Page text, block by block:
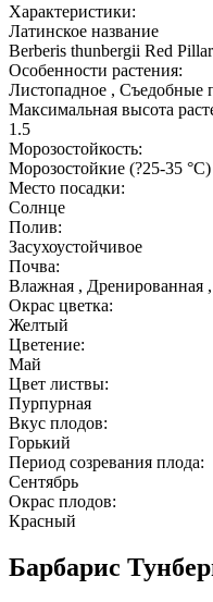
Характеристики:
Латинское название
Berberis thunbergii Red Pillar
Особенности растения:
Листопадное , Съедобные
Максимальная высота
1.5
Морозостойкость:
Морозостойкие (?25-35 °С)
Место посадки:
Солнце
Полив:
Засухоустойчивое
Почва:
Влажная , Дренированная
Окрас цветка:
Желтый
Цветение:
Май
Цвет листвы:
Пурпурная
Вкус плодов:
Горький
Период созревания плода:
Сентябрь
Окрас плодов:
Красный
Барбарис